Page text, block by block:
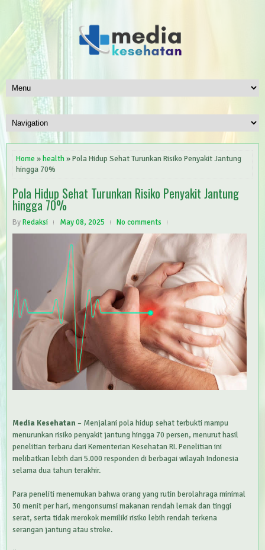
Home » health» Pola Hidup Sehat Turunkan Risiko Penyakit Jantung
hingga 70%
Pola Hidup Sehat Turunkan Risiko Penyakit Jantung
hingga 70%
ByRedaksi May 08, 2025 No comments
Media Kesehatan– Menjalani pola hidup sehat terbukti mampu
menurunkan risiko penyakit jantung hingga 70 persen, menurut hasil
penelitian terbaru dari Kementerian Kesehatan RI. Penelitian ini
melibatkan lebih dari 5.000 responden di berbagai wilayah Indonesia
selama dua tahun terakhir.
Para peneliti menemukan bahwa orang yang rutin berolahraga minimal
30 menit per hari, mengonsumsi makanan rendah lemak dan tinggi
serat, serta tidak merokok memiliki risiko lebih rendah terkena
serangan jantung atau stroke.